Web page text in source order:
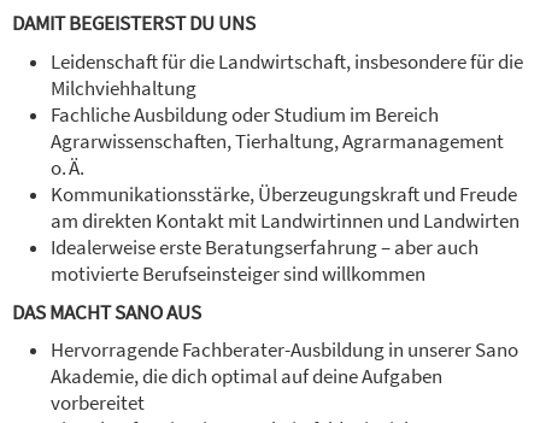
DAMIT BEGEISTERST DU UNS
Leidenschaft für die Landwirtschaft, insbesondere für die
Milchviehhaltung
Fachliche Ausbildung oder Studium im Bereich
Agrarwissenschaften, Tierhaltung, Agrarmanagement
o. Ä.
Kommunikationsstärke, Überzeugungskraft und Freude
am direkten Kontakt mit Landwirtinnen und Landwirten
Idealerweise erste Beratungserfahrung – aber auch
motivierte Berufseinsteiger sind willkommen
DAS MACHT SANO AUS
Hervorragende Fachberater-Ausbildung in unserer Sano
Akademie, die dich optimal auf deine Aufgaben
vorbereitet